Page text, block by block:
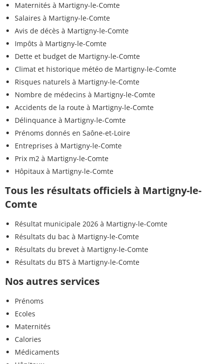
Maternités à Martigny-le-Comte
Salaires à Martigny-le-Comte
Avis de décès à Martigny-le-Comte
Impôts à Martigny-le-Comte
Dette et budget de Martigny-le-Comte
Climat et historique météo de Martigny-le-Comte
Risques naturels à Martigny-le-Comte
Nombre de médecins à Martigny-le-Comte
Accidents de la route à Martigny-le-Comte
Délinquance à Martigny-le-Comte
Prénoms donnés en Saône-et-Loire
Entreprises à Martigny-le-Comte
Prix m2 à Martigny-le-Comte
Hôpitaux à Martigny-le-Comte
Tous les résultats officiels à Martigny-le-
Comte
Résultat municipale 2026 à Martigny-le-Comte
Résultats du bac à Martigny-le-Comte
Résultats du brevet à Martigny-le-Comte
Résultats du BTS à Martigny-le-Comte
Nos autres services
Prénoms
Ecoles
Maternités
Calories
Médicaments